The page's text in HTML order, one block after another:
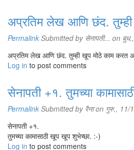
अप्रतिम लेख आणि छंद. तुम्ही
Permalink Submitted by सेनापती... on
अप्रतिम लेख आणि छंद. तुम्ही खूप मोठे काम करत
Log in to post comments
सेनापती +१. तुमच्या
Permalink Submitted by रैनाon गुरु., 11/
सेनापती +१.
तुमच्या कामासाठी खूप खूप शुभेच्छा. :-)
Log in to post comments